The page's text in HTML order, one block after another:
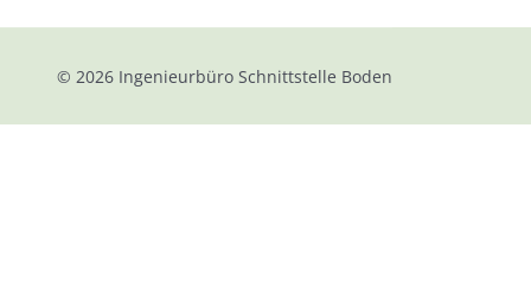
© 2026 Ingenieurbüro Schnittstelle Boden